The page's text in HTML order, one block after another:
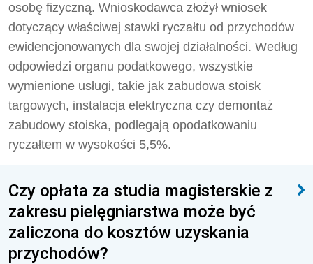
osobę fizyczną. Wnioskodawca złożył wniosek
dotyczący właściwej stawki ryczałtu od przychodów
ewidencjonowanych dla swojej działalności. Według
odpowiedzi organu podatkowego, wszystkie
wymienione usługi, takie jak zabudowa stoisk
targowych, instalacja elektryczna czy demontaż
zabudowy stoiska, podlegają opodatkowaniu
ryczałtem w wysokości 5,5%.
Czy opłata za studia magisterskie z
zakresu pielęgniarstwa może być
zaliczona do kosztów uzyskania
przychodów?